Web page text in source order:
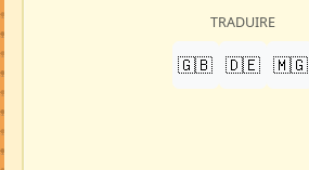
TRADUIRE
🇬🇧 🇩🇪 🇲🇬